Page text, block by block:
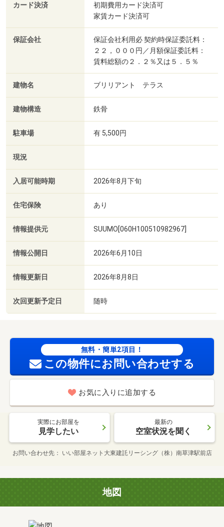
カード決済
初期費用カード決済可
家賃カード決済可
保証会社
保証会社利用必 契約時保証委託料：
２２，０００円／月額保証委託料：
賃料総額の２．２％又は５．５％
建物名 ブリリアント テラス
建物構造 鉄骨
駐車場 有 5,500円
現況
入居可能時期 2026年8月下旬
住宅保険 あり
情報提供元 SUUMO[060H100510982967]
情報公開日 2026年6月10日
情報更新日 2026年8月8日
次回更新予定日 随時
無料・簡単2項目！
この物件にお問い合わせする
お気に入りに追加する
実際にお部屋を
見学したい
最新の
空室状況を聞く
お問い合わせ先 いい部屋ネット大東建託リーシング（株）南草津駅前店
地図